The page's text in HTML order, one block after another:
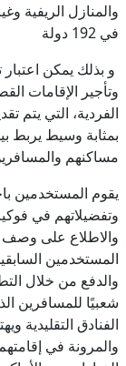
في 192 دولة
و بذلك يمكن
وتأجير الإقامات
الفردية، التي يتم
بمثابة وسيط يربط
مساكنهم
يقوم المستخدمين
وتفضيلاتهم في
والاطلاع على وصف
المستخدمين
والدفع من خلال
شعبيًا للمسافرين
الفنادق التقليدية
والمرونة في